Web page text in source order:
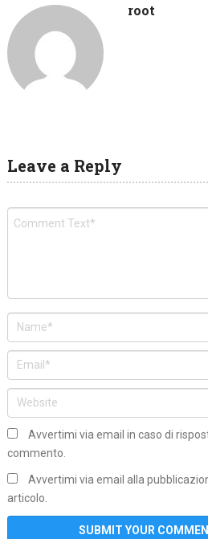
root
Leave a Reply
Avvertimi via email in caso di
commento.
Avvertimi via email alla
articolo.